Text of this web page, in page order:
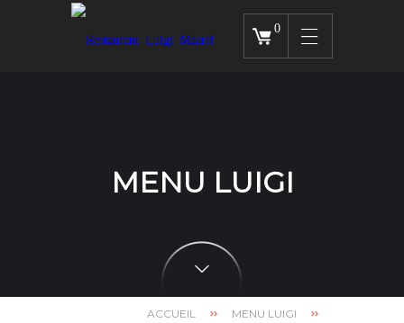
0
MENU LUIGI
ACCUEIL
MENU LUIGI